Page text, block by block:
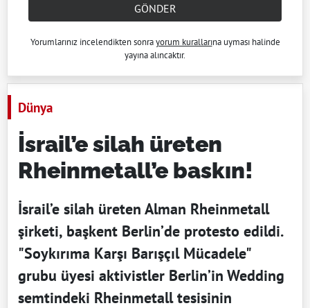
GÖNDER
Yorumlarınız incelendikten sonrayorum kurallarına uyması halinde
yayına alıncaktır.
Dünya
İsrail’e silah üreten
Rheinmetall’e baskın!
İsrail’e silah üreten Alman Rheinmetall
şirketi, başkent Berlin’de protesto edildi.
"Soykırıma Karşı Barışçıl Mücadele"
grubu üyesi aktivistler Berlin’in Wedding
semtindeki Rheinmetall tesisinin